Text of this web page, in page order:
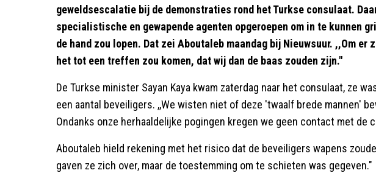
geweldsescalatie bij de demonstraties rond het Turkse consulaat.
specialistische en gewapende agenten opgeroepen om in te kunnen
de hand zou lopen. Dat zei Aboutaleb maandag bij Nieuwsuur. ,,Om er
het tot een treffen zou komen, dat wij dan de baas zouden zijn."
De Turkse minister Sayan Kaya kwam zaterdag naar het consulaat, ze
een aantal beveiligers. ,,We wisten niet of deze 'twaalf brede mannen'
Ondanks onze herhaaldelijke pogingen kregen we geen contact met de
Aboutaleb hield rekening met het risico dat de beveiligers wapens
gaven ze zich over, maar de toestemming om te schieten was gegeven."